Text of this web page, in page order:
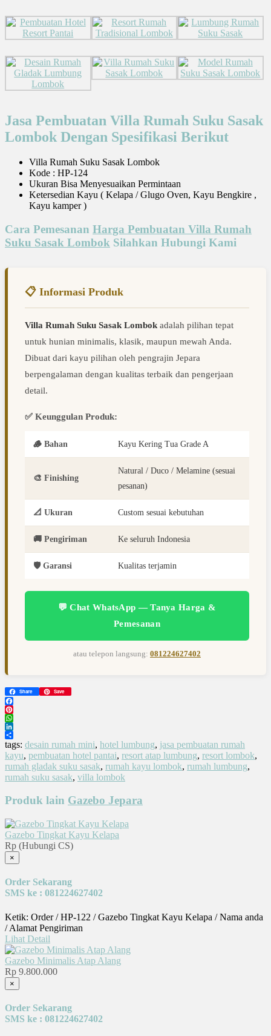
Jasa Pembuatan Villa Rumah Suku Sasak
Lombok Dengan Spesifikasi Berikut
Villa Rumah Suku Sasak Lombok
Kode : HP-124
Ukuran Bisa Menyesuaikan Permintaan
Ketersedian Kayu ( Kelapa / Glugo Oven, Kayu Bengkire ,
Kayu kamper )
Cara Pemesanan Harga Pembuatan Villa Rumah
Suku Sasak Lombok Silahkan Hubungi Kami
📋 Informasi Produk
Villa Rumah Suku Sasak Lombok adalah pilihan tepat
untuk hunian minimalis, klasik, maupun mewah Anda.
Dibuat dari kayu pilihan oleh pengrajin Jepara
berpengalaman dengan kualitas terbaik dan pengerjaan
detail.
✅ Keunggulan Produk:
🪵 Bahan Kayu Kering Tua Grade A
🎨 Finishing
Natural / Duco / Melamine (sesuai
pesanan)
📐 Ukuran Custom sesuai kebutuhan
🚚 Pengiriman Ke seluruh Indonesia
🛡️ Garansi Kualitas terjamin
💬 Chat WhatsApp — Tanya Harga &
Pemesanan
atau telepon langsung: 081224627402
Share Save
Facebook
Pinterest
WhatsApp
LinkedIn
Share
tags: desain rumah mini, hotel lumbung, jasa pembuatan rumah
kayu, pembuatan hotel pantai, resort atap lumbung, resort lombok,
rumah gladak suku sasak, rumah kayu lombok, rumah lumbung,
rumah suku sasak, villa lombok
Produk lain Gazebo Jepara
Gazebo Tingkat Kayu Kelapa
Rp (Hubungi CS)
×
Order Sekarang
SMS ke : 081224627402
Ketik: Order / HP-122 / Gazebo Tingkat Kayu Kelapa / Nama anda
/ Alamat Pengiriman
Lihat Detail
Gazebo Minimalis Atap Alang
Rp 9.800.000
×
Order Sekarang
SMS ke : 081224627402